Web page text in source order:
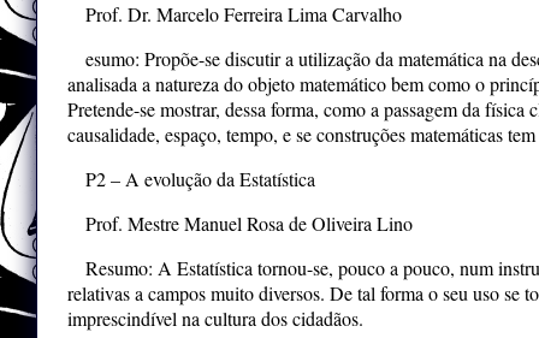
Prof. Dr. Marcelo Ferreira Lima Carvalho
esumo: Propõe-se discutir a utilização da matemática na
analisada a natureza do objeto matemático bem como o
Pretende-se mostrar, dessa forma, como a passagem da
causalidade, espaço, tempo, e se construções matemáticas
P2 – A evolução da Estatística
Prof. Mestre Manuel Rosa de Oliveira Lino
Resumo: A Estatística tornou-se, pouco a pouco, num
relativas a campos muito diversos. De tal forma o seu uso se
imprescindível na cultura dos cidadãos.